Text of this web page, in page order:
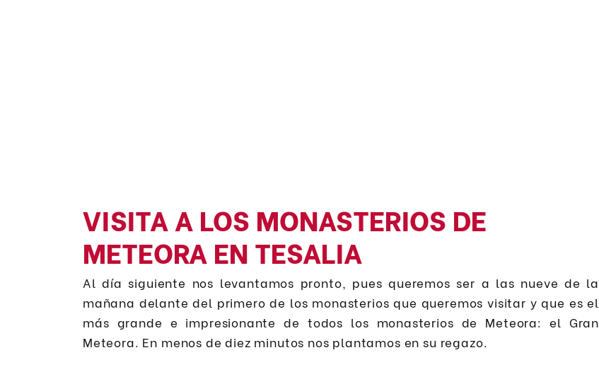
VISITA A LOS MONASTERIOS DE
METEORA EN TESALIA
Al día siguiente nos levantamos pronto, pues queremos ser a las nueve de la
mañana delante del primero de los monasterios que queremos visitar y que es el
más grande e impresionante de todos los monasterios de Meteora: el Gran
Meteora. En menos de diez minutos nos plantamos en su regazo.